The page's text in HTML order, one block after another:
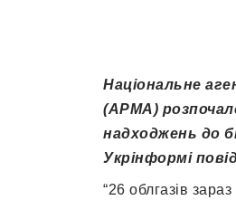
Національне
(АРМА)
надходжень до
Укрінформі
“26 облгазів